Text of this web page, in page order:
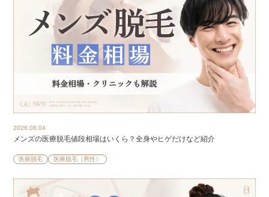
2026.08.04
メンズの医療脱毛値段相場はいくら？全身やヒゲだけなど紹介
医療脱毛 医療脱毛（男性）